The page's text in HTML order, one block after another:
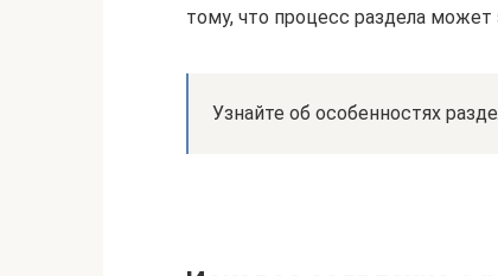
тому, что процесс раздела
Узнайте об особенностях